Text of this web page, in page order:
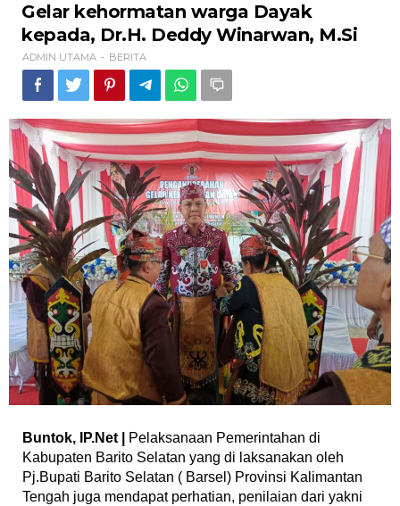
Gelar
kehormatan
warga
kepada,
Dr.H.
Deddy
Winarwan,
M.Si
Gelar kehormatan warga Dayak
kepada, Dr.H. Deddy Winarwan, M.Si
ADMIN UTAMA - BERITA
Buntok, IP.Net |
Pelaksanaan Pemerintahan di
Kabupaten Barito Selatan yang di laksanakan oleh
Pj.Bupati Barito Selatan ( Barsel) Provinsi Kalimantan
Tengah juga mendapat perhatian, penilaian dari yakni